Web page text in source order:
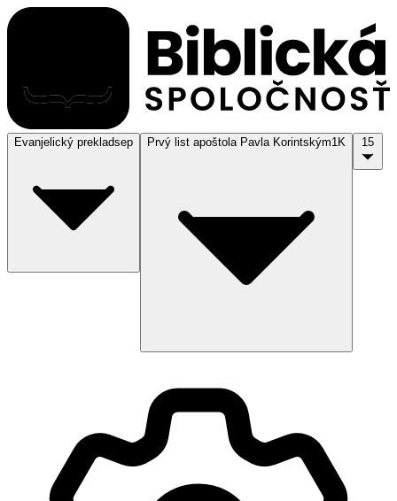
Evanjelický prekladsep Prvý list apoštola Pavla Korintským1K